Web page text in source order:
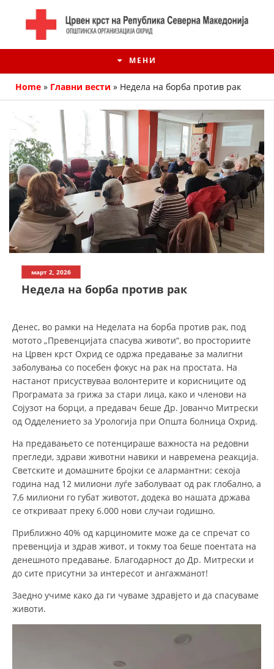
МЕНИ
ИСТОРИЈАТ НА ЦКРМ
ИСТОРИЈАТ НА ДВИЖЕЊЕТО
СТРУКТУРА НА ОРГАНИЗАЦИЈАТА
ЧЛЕНСТВО ВО ПРОФЕСИОНАЛНИ ТЕЛА
ЗАКОН ЗА ЦКРМ
СТАТУТ НА ЦКРМ
ОРГАНИЗАЦИЈА И РАЗВОЈ
РАКОВОДЕН ОДБОР
ДИСЕМИНАЦИЈА
Home » Главни вести » Недела на борба против рак
март 2, 2026
Недела на борба против рак
Денес, во рамки на Неделата на борба против рак, под
мотото „Превенцијата спасува животи“, во просториите
на Црвен крст Охрид се одржа предавање за малигни
заболувања со посебен фокус на рак на простата. На
настанот присуствуваа волонтерите и корисниците од
Програмата за грижа за стари лица, како и членови на
Сојузот на борци, а предавач беше Др. Јованчо Митрески
од Одделението за Урологија при Општа болница Охрид.
На предавањето се потенцираше важноста на редовни
прегледи, здрави животни навики и навремена реакција.
Светските и домашните бројки се алармантни: секоја
година над 12 милиони луѓе заболуваат од рак глобално, а
7,6 милиони го губат животот, додека во нашата држава
се откриваат преку 6.000 нови случаи годишно.
Приближно 40% од карциномите може да се спречат со
превенција и здрав живот, и токму тоа беше поентата на
денешното предавање. Благодарност до Др. Митрески и
до сите присутни за интересот и ангажманот!
Заедно учиме како да ги чуваме здравјето и да спасуваме
животи.